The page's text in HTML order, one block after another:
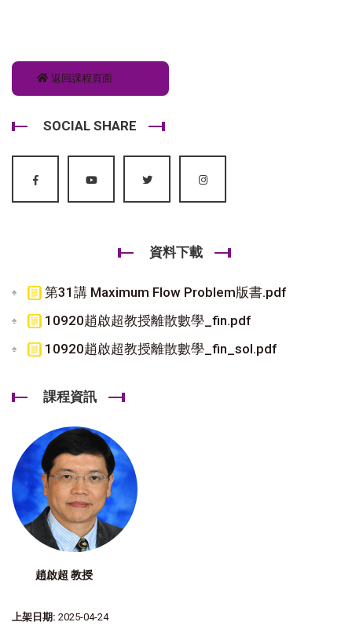
返回課程頁面
SOCIAL SHARE
資料下載
第31講 Maximum Flow Problem版書.pdf
10920趙啟超教授離散數學_fin.pdf
10920趙啟超教授離散數學_fin_sol.pdf
課程資訊
趙啟超 教授
上架日期: 2025-04-24